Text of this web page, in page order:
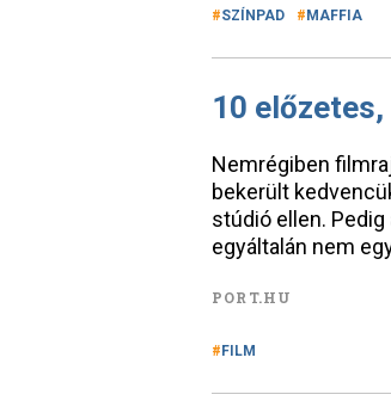
SZÍNPAD MAFFIA
10
Nemrégiben
bekerült
stúdió ellen.
egyáltalán nem
PORT.HU
FILM